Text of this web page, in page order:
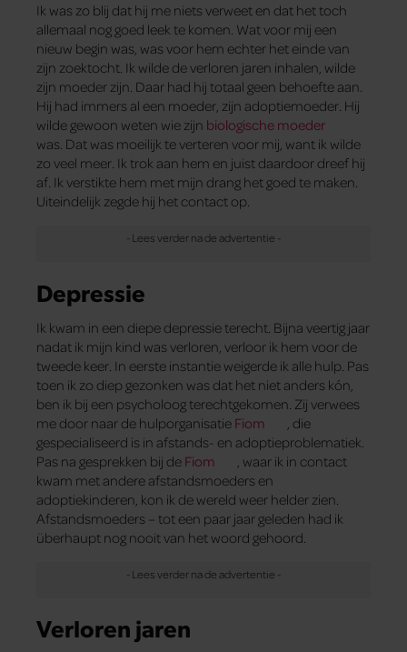
Ik was zo blij dat hij me niets verweet en dat het toch
allemaal nog goed leek te komen. Wat voor mij een
nieuw begin was, was voor hem echter het einde van
zijn zoektocht. Ik wilde de verloren jaren inhalen, wilde
zijn moeder zijn. Daar had hij totaal geen behoefte aan.
Hij had immers al een moeder, zijn adoptiemoeder. Hij
wilde gewoon weten wie zijn biologische moeder
was. Dat was moeilijk te verteren voor mij, want ik wilde
zo veel meer. Ik trok aan hem en juist daardoor dreef hij
af. Ik verstikte hem met mijn drang het goed te maken.
Uiteindelijk zegde hij het contact op.
Depressie
Ik kwam in een diepe depressie terecht. Bijna veertig jaar
nadat ik mijn kind was verloren, verloor ik hem voor de
tweede keer. In eerste instantie weigerde ik alle hulp. Pas
toen ik zo diep gezonken was dat het niet anders kón,
ben ik bij een psycholoog terechtgekomen. Zij verwees
me door naar de hulporganisatie Fiom
, die
gespecialiseerd is in afstands- en adoptieproblematiek.
Pas na gesprekken bij de Fiom
, waar ik in contact
kwam met andere afstandsmoeders en
adoptiekinderen, kon ik de wereld weer helder zien.
Afstandsmoeders – tot een paar jaar geleden had ik
überhaupt nog nooit van het woord gehoord.
Verloren jaren